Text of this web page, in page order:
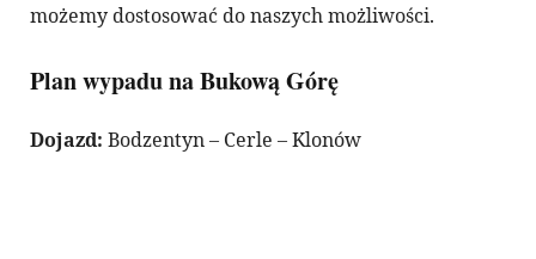
możemy dostosować do naszych możliwości.
Plan wypadu na Bukową Górę
Dojazd: Bodzentyn – Cerle – Klonów